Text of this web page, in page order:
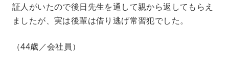
証人がいたので後日先生を通して親から返してもらえ
ましたが、実は後輩は借り逃げ常習犯でした。
（44歳／会社員）